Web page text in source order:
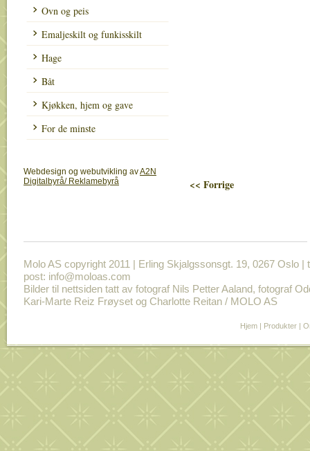
Ovn og peis
Emaljeskilt og funkisskilt
Hage
Båt
Kjøkken, hjem og gave
For de minste
<< Forrige
Molo AS copyright 2011 | Erling Skjalgssonsgt. 19, 0267 Oslo |
post: info@moloas.com
Bilder til nettsiden tatt av fotograf Nils Petter Aaland, fotograf
Kari-Marte Reiz Frøyset og Charlotte Reitan / MOLO AS
Webdesign og webutvikling avA2N
Digitalbyrå/ Reklamebyrå
Hjem | Produkter |